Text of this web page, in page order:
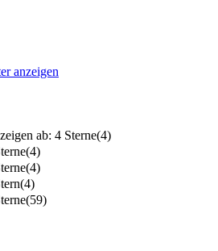
anzeigen
ab: 4 Sterne(4)
(4)
(4)
(4)
(59)